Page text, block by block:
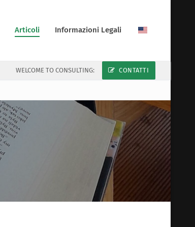
Articoli Informazioni Legali
WELCOME TO CONSULTING: CONTATTI